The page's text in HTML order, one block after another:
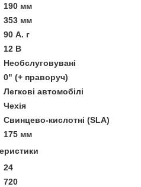
190 мм
353 мм
90 А. г
12 В
Необслуговувані
0" (+ праворуч)
Легкові автомобілі
Чехія
Свинцево-кислотні (SLA)
175 мм
24
720